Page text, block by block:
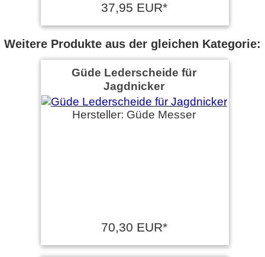
37,95 EUR*
Weitere Produkte aus der gleichen Kategorie:
Güde Lederscheide für
Jagdnicker
Hersteller: Güde Messer
70,30 EUR*